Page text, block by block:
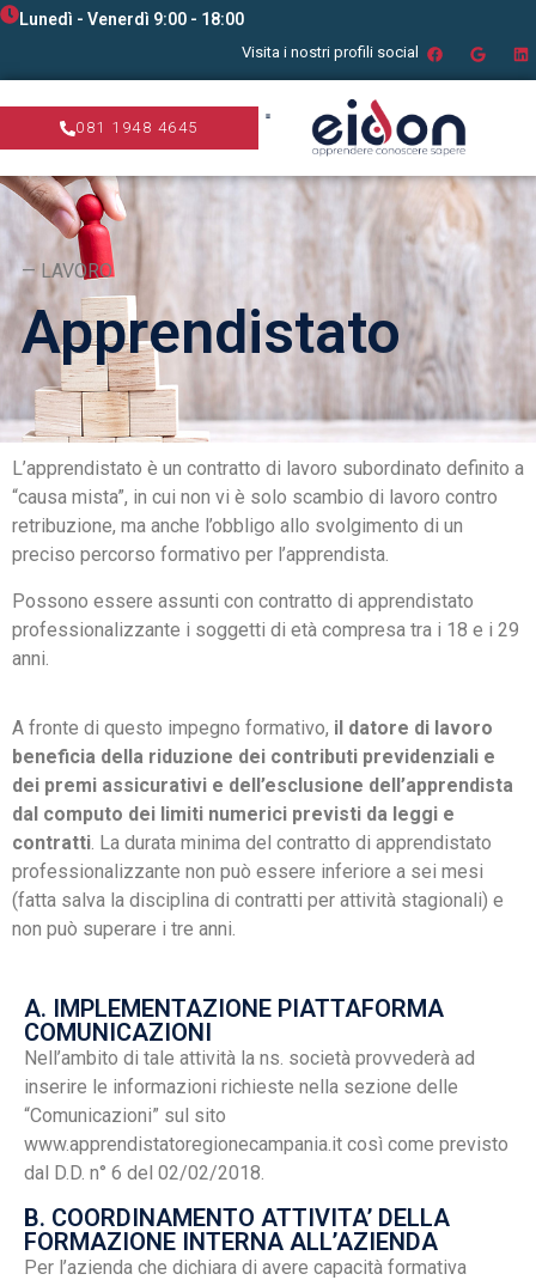
Lunedì - Venerdì 9:00 - 18:00
Visita i nostri profili social
081 1948 4645
— LAVORO
Apprendistato
L’apprendistato è un contratto di lavoro subordinato definito a
“causa mista”, in cui non vi è solo scambio di lavoro contro
retribuzione, ma anche l’obbligo allo svolgimento di un
preciso percorso formativo per l’apprendista.
Possono essere assunti con contratto di apprendistato
professionalizzante i soggetti di età compresa tra i 18 e i 29
anni.
A fronte di questo impegno formativo, il datore di lavoro
beneficia della riduzione dei contributi previdenziali e
dei premi assicurativi e dell’esclusione dell’apprendista
dal computo dei limiti numerici previsti da leggi e
contratti. La durata minima del contratto di apprendistato
professionalizzante non può essere inferiore a sei mesi
(fatta salva la disciplina di contratti per attività stagionali) e
non può superare i tre anni.
A. IMPLEMENTAZIONE PIATTAFORMA
COMUNICAZIONI
Nell’ambito di tale attività la ns. società provvederà ad
inserire le informazioni richieste nella sezione delle
“Comunicazioni” sul sito
www.apprendistatoregionecampania.it così come previsto
dal D.D. n° 6 del 02/02/2018.
B. COORDINAMENTO ATTIVITA’ DELLA
FORMAZIONE INTERNA ALL’AZIENDA
Per l’azienda che dichiara di avere capacità formativa